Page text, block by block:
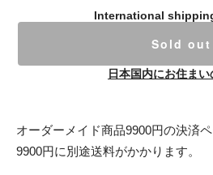
International
Sold out
日本国内にお住ま
オーダーメイド商品9900円の決済ペ
9900円に別途送料がかかります。